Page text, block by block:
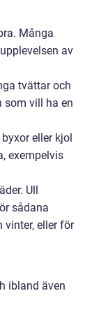
Många
av
tvättar och
som vill ha en
eller kjol
exempelvis
Ull
sådana
eller för
ibland även